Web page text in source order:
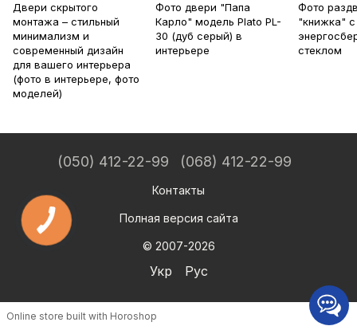
Двери скрытого
монтажа – стильный
минимализм и
современный дизайн
для вашего интерьера
(фото в интерьере, фото
моделей)
Фото двери "Папа
Карло" модель Plato PL-
30 (дуб серый) в
интерьере
Фото
"книжка" с
стеклом
(050) 412-22-99 (068) 412-22-99
Контакты
Полная версия сайта
© 2007-2026
Укр Рус
Online store built with Horoshop